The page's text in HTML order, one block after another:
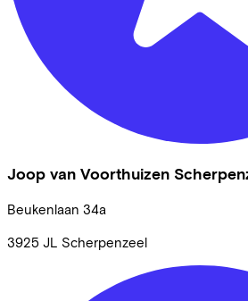
Joop van Voorthuizen
Beukenlaan 34a
3925 JL Scherpenzeel